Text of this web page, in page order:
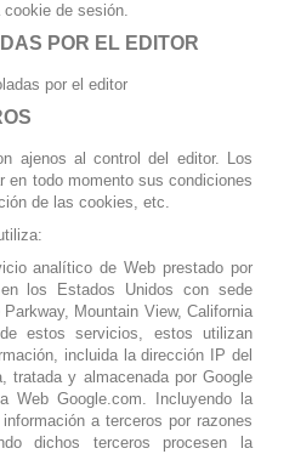
cookie de sesión.
POR EL EDITOR
por el editor
ajenos al control del editor. Los
en todo momento sus condiciones
de las cookies, etc.
analítico de Web prestado por
los Estados Unidos con sede
Mountain View, California
estos servicios, estos utilizan
incluida la dirección IP del
tratada y almacenada por Google
Web Google.com. Incluyendo la
a terceros por razones
dichos terceros procesen la